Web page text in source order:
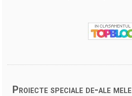
Proiecte speciale de-ale mele